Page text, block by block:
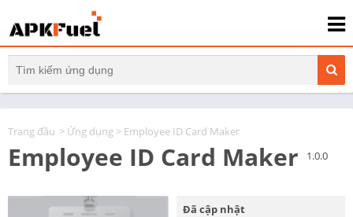
Trang đầu > Ứng dụng > Employee ID Card Maker
Employee ID Card Maker 1.0.0
Đã cập nhật